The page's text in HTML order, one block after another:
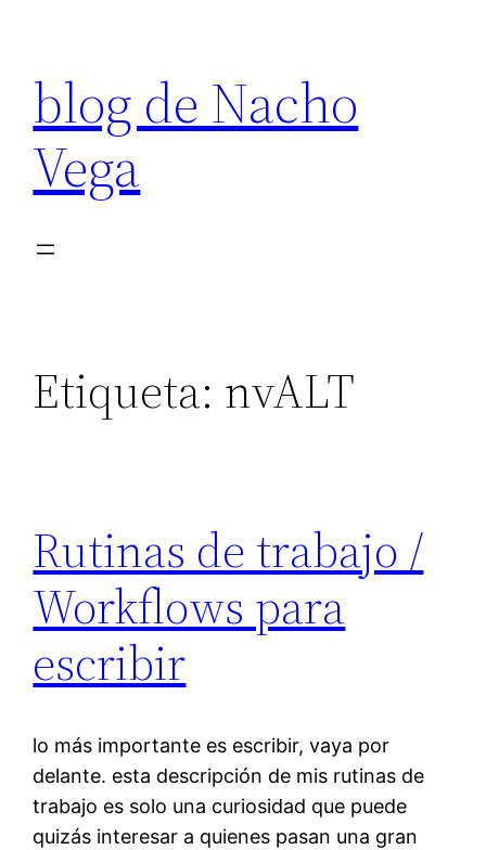
contenido
blog de Nacho
Vega
Etiqueta: nvALT
Rutinas de trabajo /
Workflows para
escribir
lo más importante es escribir, vaya por
delante. esta descripción de mis rutinas de
trabajo es solo una curiosidad que puede
quizás interesar a quienes pasan una gran